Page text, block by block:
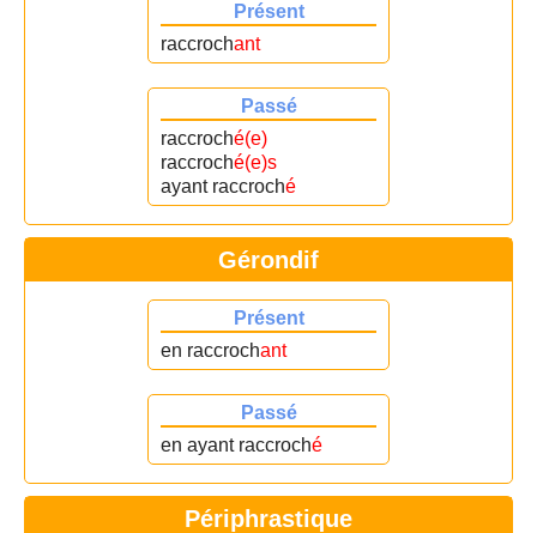
Présent
raccrochant
Passé
raccroché(e)
raccroché(e)s
ayant raccroché
Gérondif
Présent
en raccrochant
Passé
en ayant raccroché
Périphrastique